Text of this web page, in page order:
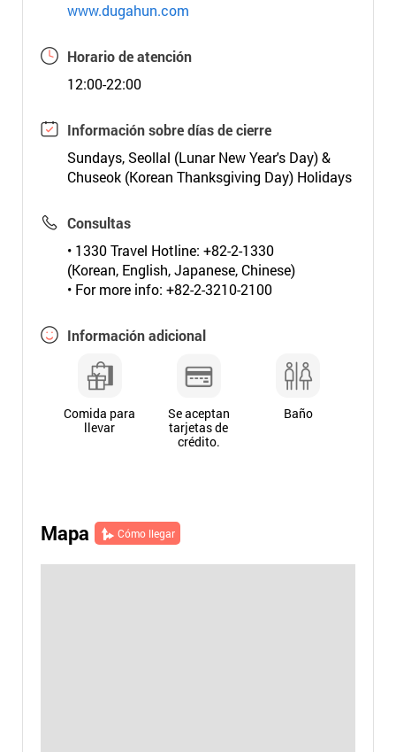
www.dugahun.com
Horario de atención
12:00-22:00
Información sobre días de cierre
Sundays, Seollal (Lunar New Year's Day) &
Chuseok (Korean Thanksgiving Day) Holidays
Consultas
• 1330 Travel Hotline: +82-2-1330
(Korean, English, Japanese, Chinese)
• For more info: +82-2-3210-2100
Información adicional
Comida para
llevar
Se aceptan
tarjetas de
crédito.
Baño
Mapa Cómo llegar